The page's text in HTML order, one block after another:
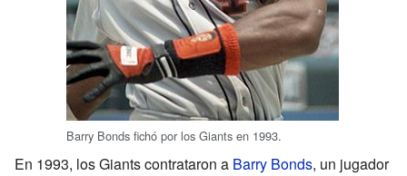
Barry Bonds fichó por los Giants en 1993.
En 1993, los Giants contrataron a Barry Bonds, un jugador